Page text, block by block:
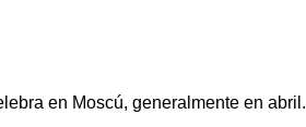
en Moscú, generalmente en abril.